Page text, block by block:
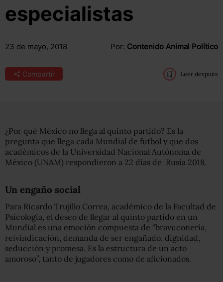
especialistas
23 de mayo, 2018 Por: Contenido Animal Político
Compartir Leer después
¿Por qué México no llega al quinto partido? Es la
pregunta que llega cada Mundial de futbol y que dos
académicos de la Universidad Nacional Autónoma de
México (UNAM) respondieron a 22 días de Rusia 2018.
Un engaño social
Para Ricardo Trujillo Correa, académico de la Facultad de
Psicología, el deseo de llegar al quinto partido en un
Mundial es una emoción compuesta de “bravuconería,
reivindicación, demanda de ser engañado, dignidad,
seducción y promesa. Es la estructura de un acto
amoroso”, tanto de jugadores como de aficionados.